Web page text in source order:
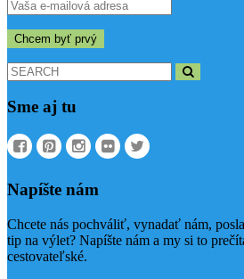
Search
for:
Sme aj tu
Napíšte nám
Chcete nás pochváliť, vynadať nám,
tip na výlet? Napíšte nám a my si to
cestovateľské.